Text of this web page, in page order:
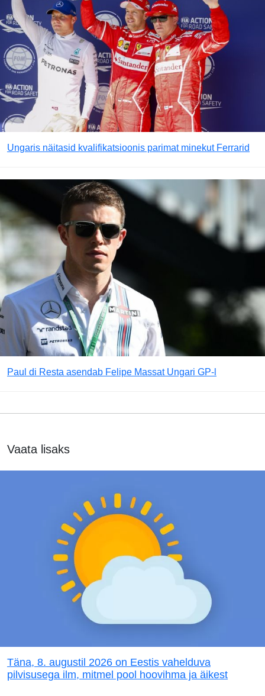
Ungaris näitasid kvalifikatsioonis parimat minekut Ferrarid
Paul di Resta asendab Felipe Massat Ungari GP-l
Vaata lisaks
Täna, 8. augustil 2026 on Eestis vahelduva
pilvisusega ilm, mitmel pool hoovihma ja äikest